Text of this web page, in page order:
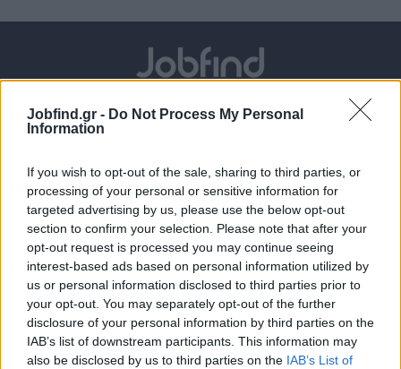
Jobfind.gr - Do Not Process My Personal
Information
If you wish to opt-out of the sale, sharing to third parties, or
processing of your personal or sensitive information for
targeted advertising by us, please use the below opt-out
section to confirm your selection. Please note that after your
opt-out request is processed you may continue seeing
interest-based ads based on personal information utilized by
us or personal information disclosed to third parties prior to
your opt-out. You may separately opt-out of the further
disclosure of your personal information by third parties on the
IAB’s list of downstream participants. This information may
also be disclosed by us to third parties on the IAB’s List of
Θέσεις εργασίας
Όλες οι Θέσεις Εργασίας
Θέσεις Εργασίας ανά Ειδικότητα